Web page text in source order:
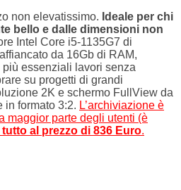
non elevatissimo. Ideale per chi
bello e dalle dimensioni non
Intel Core i5-1135G7 di
da 16Gb di RAM,
essenziali lavori senza
su progetti di grandi
2K e schermo FullView da
in formato 3:2. L’archiviazione è
maggior parte degli utenti (è
Il tutto al prezzo di 836 Euro.